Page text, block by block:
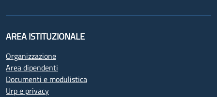
AREA ISTITUZIONALE
Organizzazione
Area dipendenti
Documenti e modulistica
Urp e privacy